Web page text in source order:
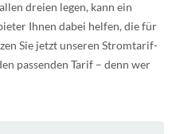
dreien legen, kann ein
Ihnen dabei helfen, die für
Sie jetzt unseren Stromtarif-
passenden Tarif – denn wer